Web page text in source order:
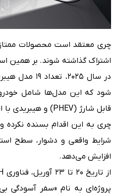
چری معتقد است محصولات ممتاز
اشتراک گذاشته شوند. بر همین
در سال
شود که این مدل‌ها شامل
چری به این اقدام بسنده نکرده
شرایط واقعی و دشوار، سطح
افزایش می‌دهد.
پروژه‌ای به نام «سفر آسودگی